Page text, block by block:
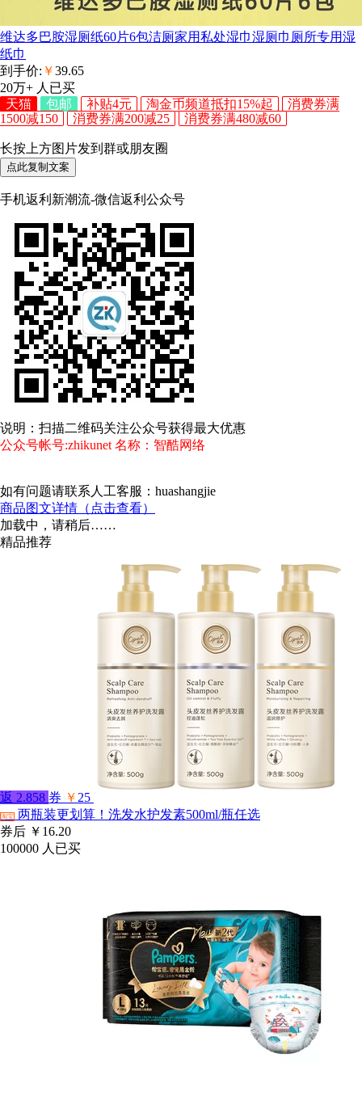
维达多巴胺湿厕纸60片6包洁厕家用私处湿巾湿厕巾厕所专用湿
纸巾
到手价: ￥39.65
20万+ 人已买
天猫
包邮 补贴4元 淘金币频道抵扣15%起
消费券满
1500减150
消费券满200减25 消费券满480减60
长按上方图片发到群或朋友圈
点此复制文案
手机返利新潮流-微信返利公众号
说明：扫描二维码关注公众号获得最大优惠
公众号帐号:zhikunet 名称：智酷网络
如有问题请联系人工客服：huashangjie
商品图文详情（点击查看）
加载中，请稍后……
精品推荐
返 2.858 券 ￥ 25
淘宝 两瓶装更划算！洗发水护发素500ml/瓶任选
券后 ￥16.20
100000 人已买